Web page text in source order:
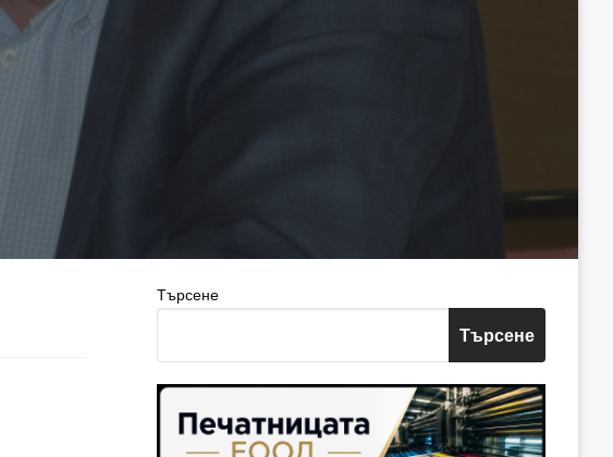
Търсене
Търсене